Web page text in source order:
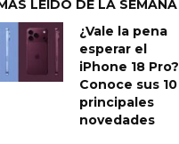
LEÍDO DE LA SEMANA
¿Vale la pena
esperar el
iPhone 18 Pro?
Conoce sus 10
principales
novedades